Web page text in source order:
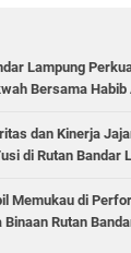
Lampung
Bersama
dan Kinerja
di Rutan Bandar
Memukau di
Binaan Rutan